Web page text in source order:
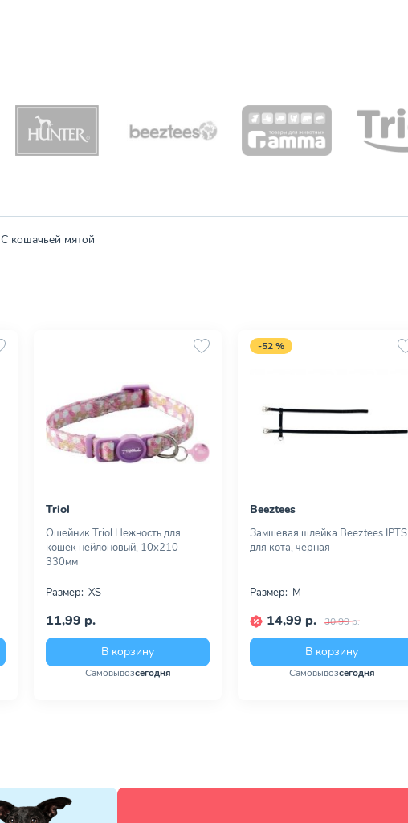
С кошачьей мятой
Triol
Ошейник Triol Нежность для
кошек нейлоновый, 10х210-
330мм
Размер: XS
11,99 р.
В корзину
Самовывозсегодня
-52 %
Beeztees
Замшевая шлейка Beeztees IPTS
для кота, черная
Размер: M
14,99 р. 30,99 р.
В корзину
Самовывозсегодня